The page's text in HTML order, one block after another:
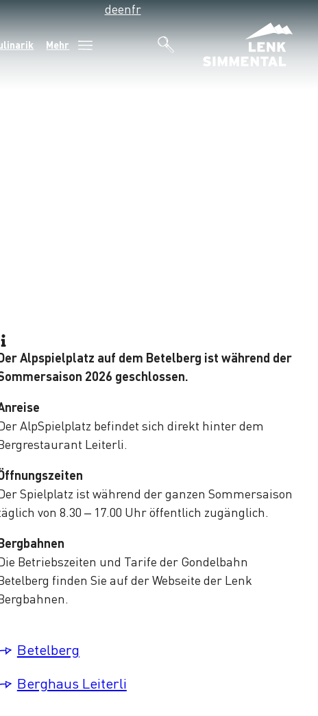
Mehr
deenfr
Alpspielplatz auf dem Betelberg ist während der
2026 geschlossen.
AlpSpielplatz befindet sich direkt hinter dem
Leiterli.
Spielplatz ist während der ganzen Sommersaison
von 8.30 – 17.00 Uhr öffentlich zugänglich.
Betriebszeiten und Tarife der Gondelbahn
finden Sie auf der Webseite der Lenk
Betelberg
Berghaus Leiterli